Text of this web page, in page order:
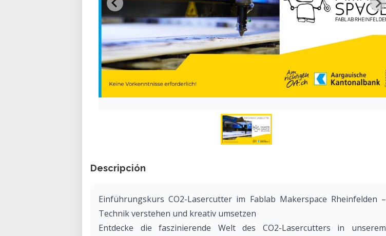
Descripción
Einführungskurs CO2-Lasercutter im Fablab Makerspace Rheinfelden –
Technik verstehen und kreativ umsetzen
Entdecke die faszinierende Welt des CO2-Lasercutters in unserem